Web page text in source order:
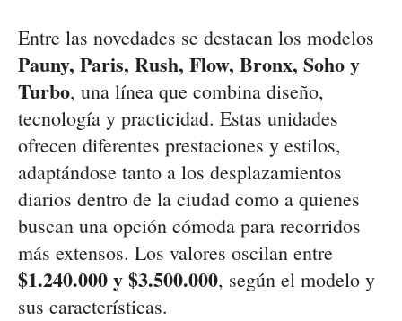
Entre las novedades se destacan los modelos
Pauny, Paris, Rush, Flow, Bronx, Soho y
Turbo, una línea que combina diseño,
tecnología y practicidad. Estas unidades
ofrecen diferentes prestaciones y estilos,
adaptándose tanto a los desplazamientos
diarios dentro de la ciudad como a quienes
buscan una opción cómoda para recorridos
más extensos. Los valores oscilan entre
$1.240.000 y $3.500.000, según el modelo y
sus características.